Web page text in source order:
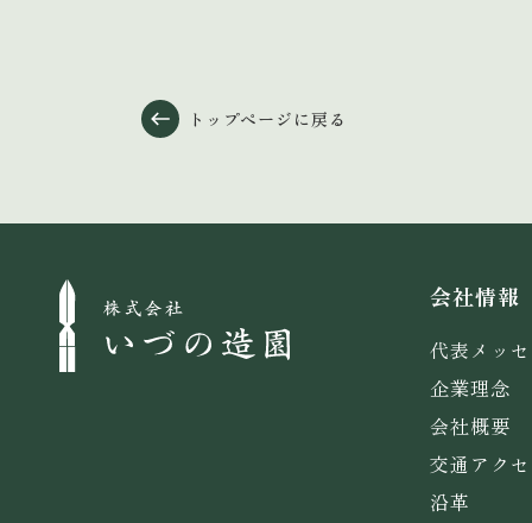
トップページに戻る
会社情報
代表メッ
企業理念
会社概要
交通アク
沿革